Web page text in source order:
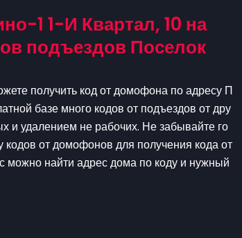
1 1-И Квартал, 10 на
подъездов Поселок
получить код от домофона по адресу П
базе много кодов от подъездов от дру
и удалением не рабочих. Не забывайте го
кодов от домофонов для получения кода от
можно найти адрес дома по коду и нужный